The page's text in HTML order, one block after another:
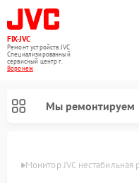
FIX-JVC
Ремонт устройств JVC
Специализированный
cервисный центр г.
Воронеж
Мы ремонтируем
Монитор JVC